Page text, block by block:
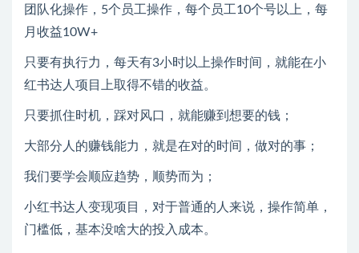
团队化操作，5个员工操作，每个员工10个号以上，每
月收益10W+
只要有执行力，每天有3小时以上操作时间，就能在小
红书达人项目上取得不错的收益。
只要抓住时机，踩对风口，就能赚到想要的钱；
大部分人的赚钱能力，就是在对的时间，做对的事；
我们要学会顺应趋势，顺势而为；
小红书达人变现项目，对于普通的人来说，操作简单，
门槛低，基本没啥大的投入成本。